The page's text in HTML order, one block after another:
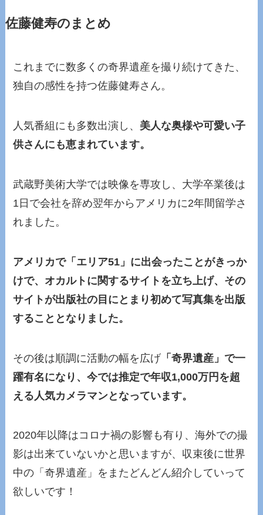
佐藤健寿のまとめ
これまでに数多くの奇界遺産を撮り続けてきた、
独自の感性を持つ佐藤健寿さん。
人気番組にも多数出演し、 美人な奥様や可愛い子
供さんにも恵まれています。
武蔵野美術大学では映像を専攻し、大学卒業後は
1日で会社を辞め翌年からアメリカに2年間留学さ
れました。
アメリカで「エリア51」に出会ったことがきっか
けで、オカルトに関するサイトを立ち上げ、その
サイトが出版社の目にとまり初めて写真集を出版
することとなりました。
その後は順調に活動の幅を広げ 「奇界遺産」で一
躍有名になり、今では推定で年収1,000万円を超
える人気カメラマンとなっています。
2020年以降はコロナ禍の影響も有り、海外での撮
影は出来ていないかと思いますが、収束後に世界
中の「奇界遺産」をまたどんどん紹介していって
欲しいです！